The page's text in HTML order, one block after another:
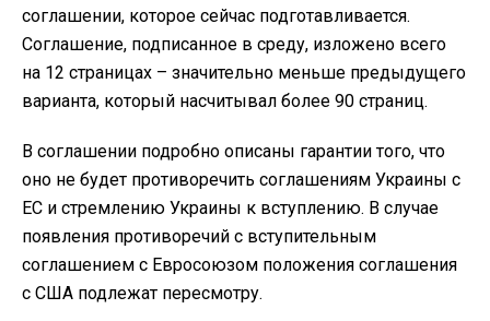
соглашении, которое сейчас подготавливается.
Соглашение, подписанное в среду, изложено всего
на 12 страницах – значительно меньше предыдущего
варианта, который насчитывал более 90 страниц.
В соглашении подробно описаны гарантии того, что
оно не будет противоречить соглашениям Украины с
ЕС и стремлению Украины к вступлению. В случае
появления противоречий с вступительным
соглашением с Евросоюзом положения соглашения
с США подлежат пересмотру.